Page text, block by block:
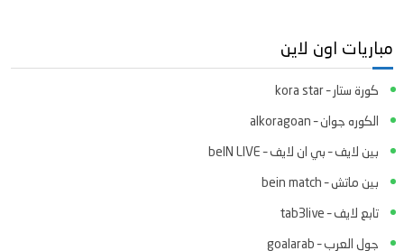
مباريات اون لاين
كورة ستار – kora star
الكوره جوان – alkoragoan
بين لايف – بي ان لايف – beIN LIVE
بين ماتش – bein match
تابع لايف – tab3live
جول العرب – goalarab